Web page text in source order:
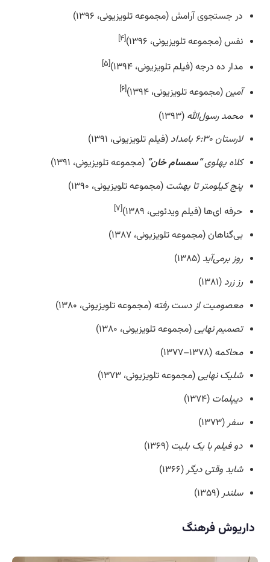
در جستجویآرامش (مجموعه تلویزیونی، ۱۳۹۶)
نفس (مجموعه تلویزیونی، ۱۳۹۶)
[۴]
مدار ده درجه (فیلم تلویزیونی، ۱۳۹۴) [۵]
آمین(مجموعه تلویزیونی، ۱۳۹۴) [۶]
محمد رسول‌الله (۱۳۹۳)
لارستان ۶:۳۰ بامداد
(فیلم تلویزیونی، ۱۳۹۱)
کلاه پهلوی“سمسام خان” (مجموعه تلویزیونی، ۱۳۹۱)
پنج کیلومتر تا بهشت (مجموعه تلویزیونی، ۱۳۹۰)
حرفه ای‌ها (فیلم ویدئویی، ۱۳۸۹)
[۷]
بی‌گناهان (مجموعه تلویزیونی، ۱۳۸۷)
روز برمی‌آید (۱۳۸۵)
رز زرد (۱۳۸۱)
معصومیت از دست رفته (مجموعه تلویزیونی، ۱۳۸۰)
تصمیم نهایی(مجموعه تلویزیونی، ۱۳۸۰)
محاکمه (۱۳۷۸–۱۳۷۷)
شلیک نهایی(مجموعه تلویزیونی، ۱۳۷۳)
دیپلمات (۱۳۷۴)
سفر(۱۳۷۳)
دو فیلم با یک بلیت (۱۳۶۹)
شاید وقتی دیگر(۱۳۶۶)
سلندر(۱۳۵۹)
داریوش فرهنگ